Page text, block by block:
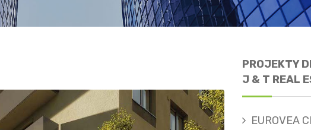
PROJEKTY
J & T REAL
EUROVEA